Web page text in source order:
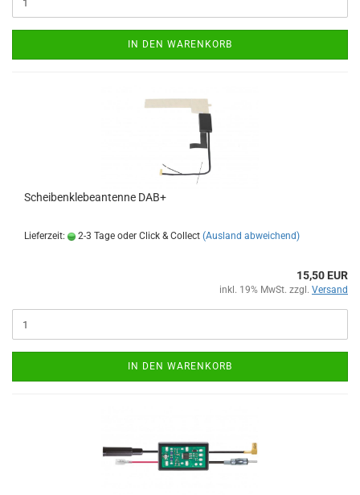
IN DEN WARENKORB
Scheibenklebeantenne DAB+
Lieferzeit: 2-3 Tage oder Click & Collect (Ausland abweichend)
15,50 EUR
inkl. 19% MwSt. zzgl. Versand
IN DEN WARENKORB